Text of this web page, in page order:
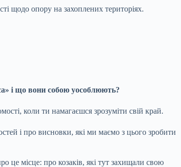
щодо опору на захоплених територіях.
і що вони собою уособлюють?
коли ти намагаєшся зрозуміти свій край.
і про висновки, які ми маємо з цього зробити
це місце: про козаків, які тут захищали свою